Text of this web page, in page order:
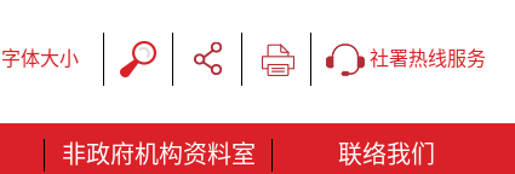
字体大小 社署热线服务
非政府机构资料室 联络我们